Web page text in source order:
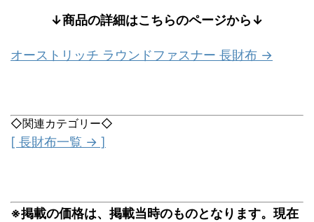
↓商品の詳細はこちらのページから↓
オーストリッチ ラウンドファスナー 長財布 →
◇関連カテゴリー◇
[ 長財布一覧 → ]
※掲載の価格は、掲載当時のものとなります。現在